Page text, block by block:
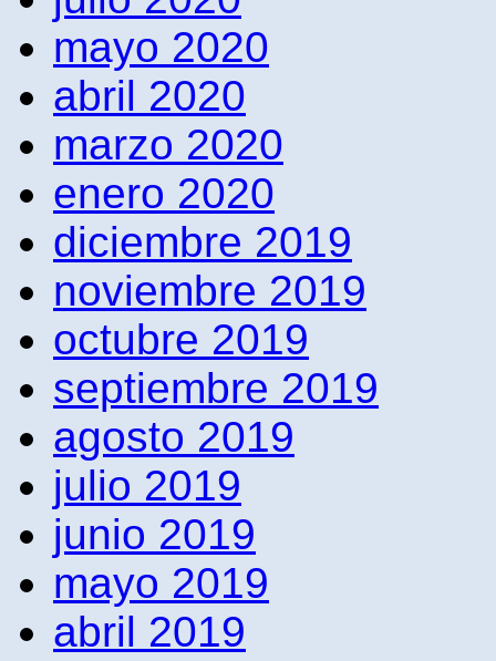
mayo 2020
abril 2020
marzo 2020
enero 2020
diciembre 2019
noviembre 2019
octubre 2019
septiembre 2019
agosto 2019
julio 2019
junio 2019
mayo 2019
abril 2019